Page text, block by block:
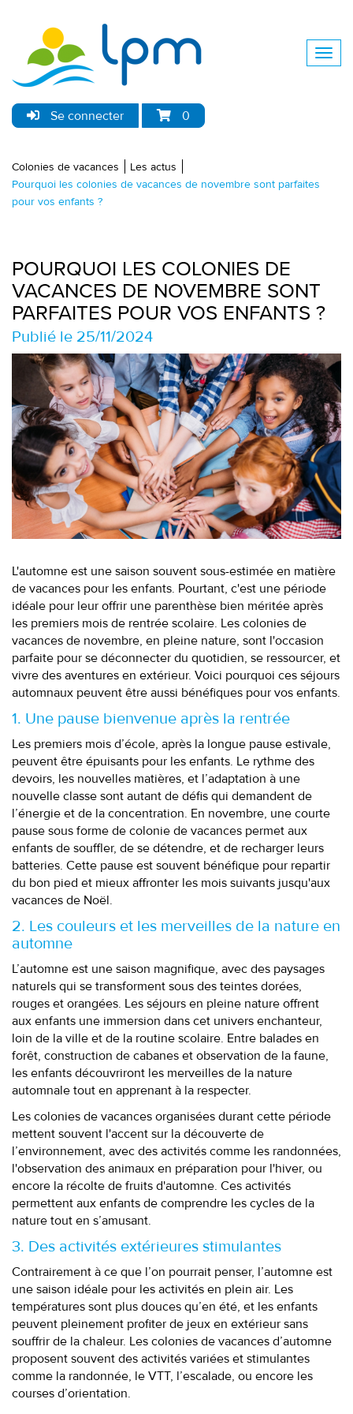
Se connecter 0
Colonies de vacances
Les actus
Pourquoi les colonies de vacances de novembre sont parfaites
pour vos enfants ?
POURQUOI LES COLONIES DE
VACANCES DE NOVEMBRE SONT
PARFAITES POUR VOS ENFANTS ?
Publié le 25/11/2024
L'automne est une saison souvent sous-estimée en matière
de vacances pour les enfants. Pourtant, c'est une période
idéale pour leur offrir une parenthèse bien méritée après
les premiers mois de rentrée scolaire. Les colonies de
vacances de novembre, en pleine nature, sont l'occasion
parfaite pour se déconnecter du quotidien, se ressourcer, et
vivre des aventures en extérieur. Voici pourquoi ces séjours
automnaux peuvent être aussi bénéfiques pour vos enfants.
1. Une pause bienvenue après la rentrée
Les premiers mois d’école, après la longue pause estivale,
peuvent être épuisants pour les enfants. Le rythme des
devoirs, les nouvelles matières, et l’adaptation à une
nouvelle classe sont autant de défis qui demandent de
l’énergie et de la concentration. En novembre, une courte
pause sous forme de colonie de vacances permet aux
enfants de souffler, de se détendre, et de recharger leurs
batteries. Cette pause est souvent bénéfique pour repartir
du bon pied et mieux affronter les mois suivants jusqu'aux
vacances de Noël.
2. Les couleurs et les merveilles de la nature en
automne
L’automne est une saison magnifique, avec des paysages
naturels qui se transforment sous des teintes dorées,
rouges et orangées. Les séjours en pleine nature offrent
aux enfants une immersion dans cet univers enchanteur,
loin de la ville et de la routine scolaire. Entre balades en
forêt, construction de cabanes et observation de la faune,
les enfants découvriront les merveilles de la nature
automnale tout en apprenant à la respecter.
Les colonies de vacances organisées durant cette période
mettent souvent l'accent sur la découverte de
l’environnement, avec des activités comme les randonnées,
l'observation des animaux en préparation pour l'hiver, ou
encore la récolte de fruits d'automne. Ces activités
permettent aux enfants de comprendre les cycles de la
nature tout en s’amusant.
3. Des activités extérieures stimulantes
Contrairement à ce que l’on pourrait penser, l’automne est
une saison idéale pour les activités en plein air. Les
températures sont plus douces qu’en été, et les enfants
peuvent pleinement profiter de jeux en extérieur sans
souffrir de la chaleur. Les colonies de vacances d’automne
proposent souvent des activités variées et stimulantes
comme la randonnée, le VTT, l’escalade, ou encore les
courses d’orientation.